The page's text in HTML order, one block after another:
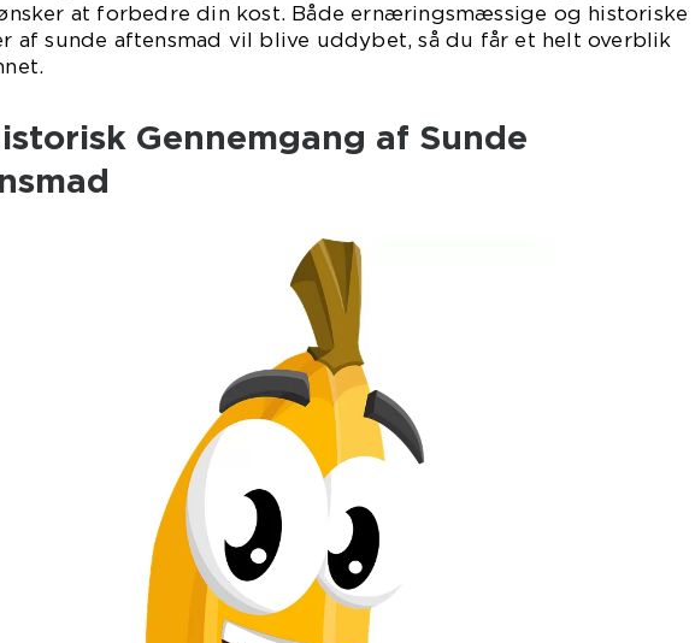
at forbedre din kost. Både ernæringsmæssige og historiske
af sunde aftensmad vil blive uddybet, så du får et helt overblik
Gennemgang af Sunde